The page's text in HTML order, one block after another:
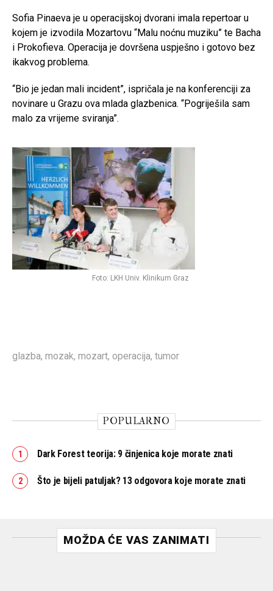
Sofia Pinaeva je u operacijskoj dvorani imala repertoar u
kojem je izvodila Mozartovu “Malu noćnu muziku” te Bacha
i Prokofieva. Operacija je dovršena uspješno i gotovo bez
ikakvog problema.
“Bio je jedan mali incident”, ispričala je na konferenciji za
novinare u Grazu ova mlada glazbenica. “Pogriješila sam
malo za vrijeme sviranja”.
Foto: LKH Univ. Klinikum Graz
glazba, mozak, mozart, operacija, tumor
POPULARNO
Dark Forest teorija: 9 činjenica koje morate znati
Što je bijeli patuljak? 13 odgovora koje morate znati
MOŽDA ĆE VAS ZANIMATI